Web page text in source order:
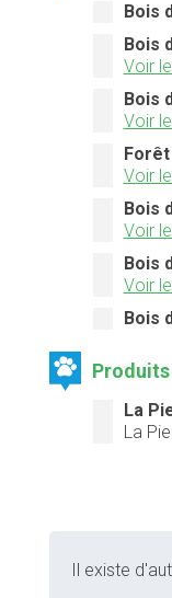
Bois
Bois
Voir
Bois
Voir
Voir
Bois
Voir
Bois
Voir
Bois
La
La
Il existe